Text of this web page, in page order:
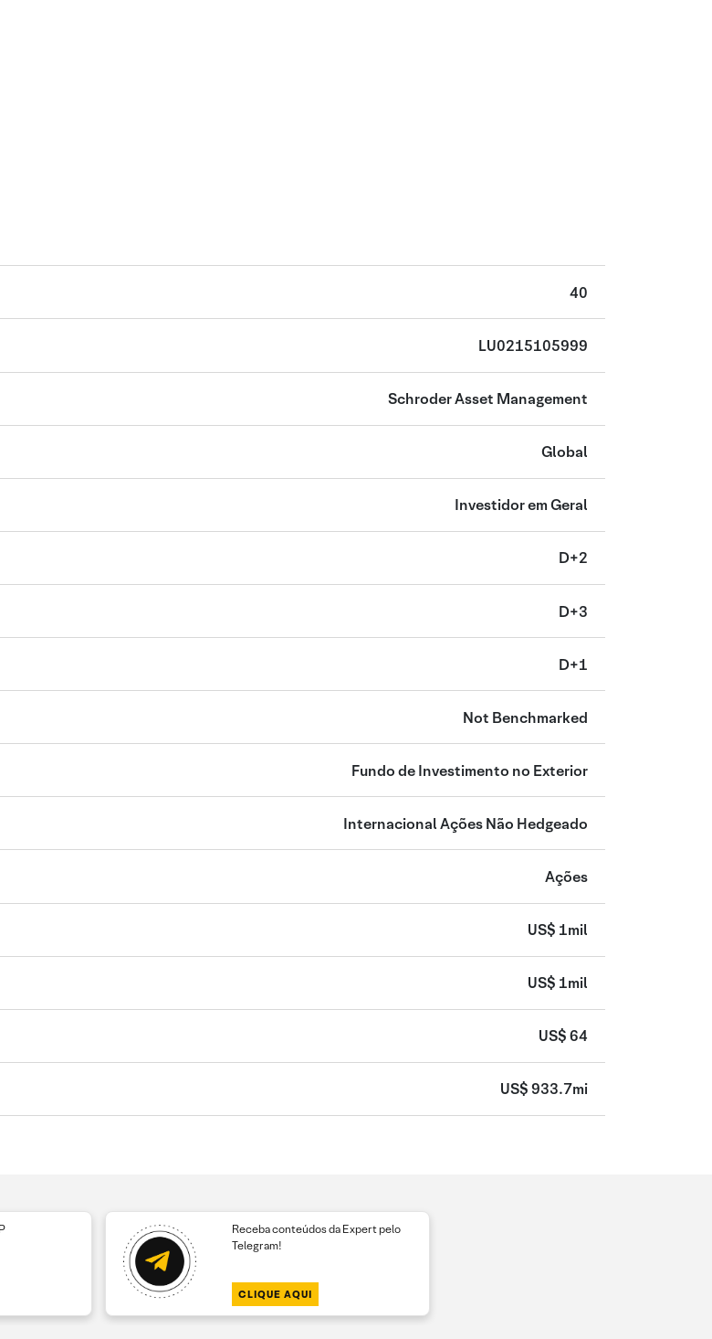
40
LU0215105999
Schroder Asset Management
Global
Investidor em Geral
D+2
D+3
D+1
Not Benchmarked
Fundo de Investimento no Exterior
Internacional Ações Não Hedgeado
Ações
US$ 1mil
US$ 1mil
US$ 64
US$ 933.7mi
Receba conteúdos da Expert pelo
Telegram!
CLIQUE AQUI